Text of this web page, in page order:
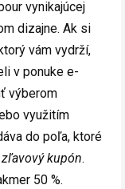
vynikajúcej
dizajne. Ak si
vám vydrží,
v ponuke e-
výberom
využitím
do poľa, ktoré
kupón.
50 %.